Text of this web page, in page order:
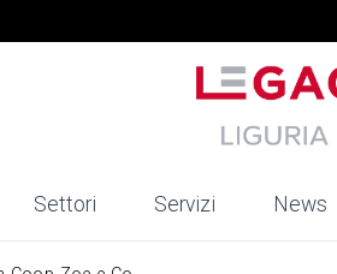
Settori Servizi News